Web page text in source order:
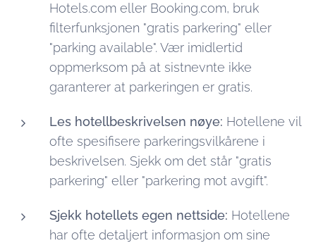
Hotels.com eller Booking.com, bruk
filterfunksjonen "gratis parkering" eller
"parking available". Vær imidlertid
oppmerksom på at sistnevnte ikke
garanterer at parkeringen er gratis.
Les hotellbeskrivelsen nøye: Hotellene vil
ofte spesifisere parkeringsvilkårene i
beskrivelsen. Sjekk om det står "gratis
parkering" eller "parkering mot avgift".
Sjekk hotellets egen nettside: Hotellene
har ofte detaljert informasjon om sine